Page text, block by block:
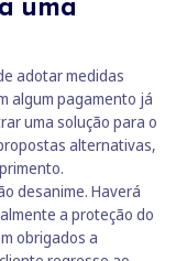
uma
adotar medidas
algum pagamento já
uma solução para o
alternativas,
desanime. Haverá
a proteção do
obrigados a